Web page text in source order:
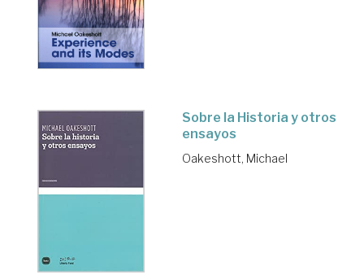
Sobre la Historia y otros
ensayos
Oakeshott, Michael